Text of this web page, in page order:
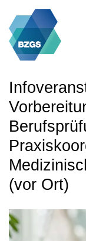
(vor Ort)